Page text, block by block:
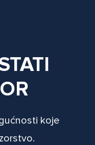
koje